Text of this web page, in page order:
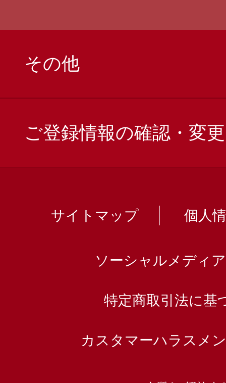
その他
ご登録情報の確認・変更
サイトマップ 個人
ソーシャルメディ
特定商取引法に基
カスタマーハラスメ